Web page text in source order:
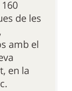
de les
amb el
en la